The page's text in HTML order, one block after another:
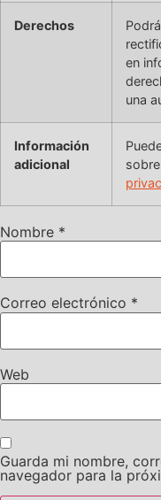
Derechos
en
una
Información
adicional
Nombre *
Correo electrónico *
Web
Guarda mi nombre,
navegador para la